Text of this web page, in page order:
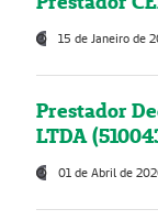
15 de Janeiro de
Prestador
LTDA
01 de Abril de